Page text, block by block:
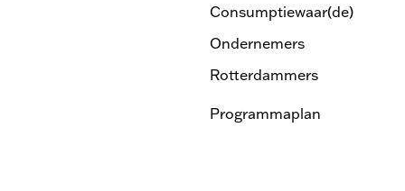
Consumptiewaar(de)
Ondernemers
Rotterdammers
Programmaplan